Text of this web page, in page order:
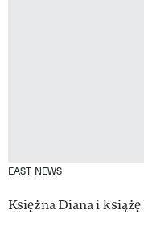
EAST NEWS
Księżna Diana i